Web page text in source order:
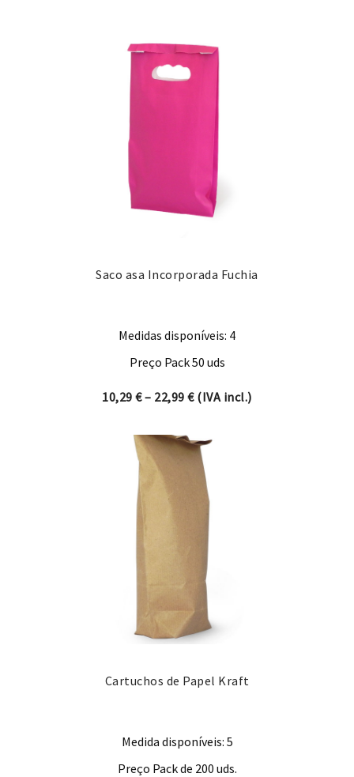
Saco asa Incorporada Fuchia
Medidas disponíveis: 4
Preço Pack 50 uds
10,29€– 22,99€Price range: 10,29 €
(IVA incl.)
Cartuchos de Papel Kraft
Medida disponíveis: 5
Preço Pack de 200 uds.